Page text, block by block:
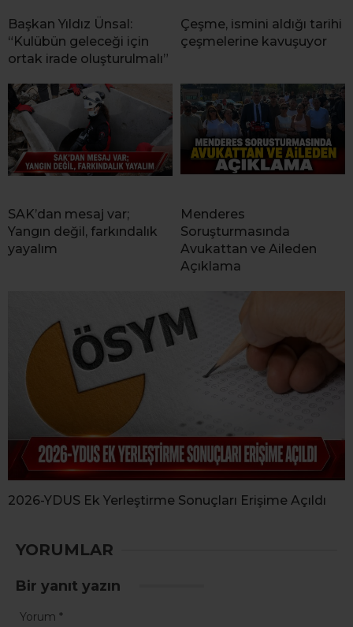
Başkan Yıldız Ünsal:
“Kulübün geleceği için
ortak irade oluşturulmalı”
Çeşme, ismini aldığı tarihi
çeşmelerine kavuşuyor
SAK’dan mesaj var;
Yangın değil, farkındalık
yayalım
Menderes
Soruşturmasında
Avukattan ve Aileden
Açıklama
2026-YDUS Ek Yerleştirme Sonuçları Erişime Açıldı
YORUMLAR
Bir yanıt yazın
Yorum *